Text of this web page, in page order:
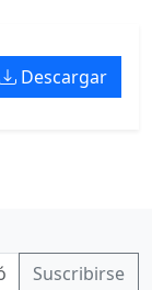
Descargar